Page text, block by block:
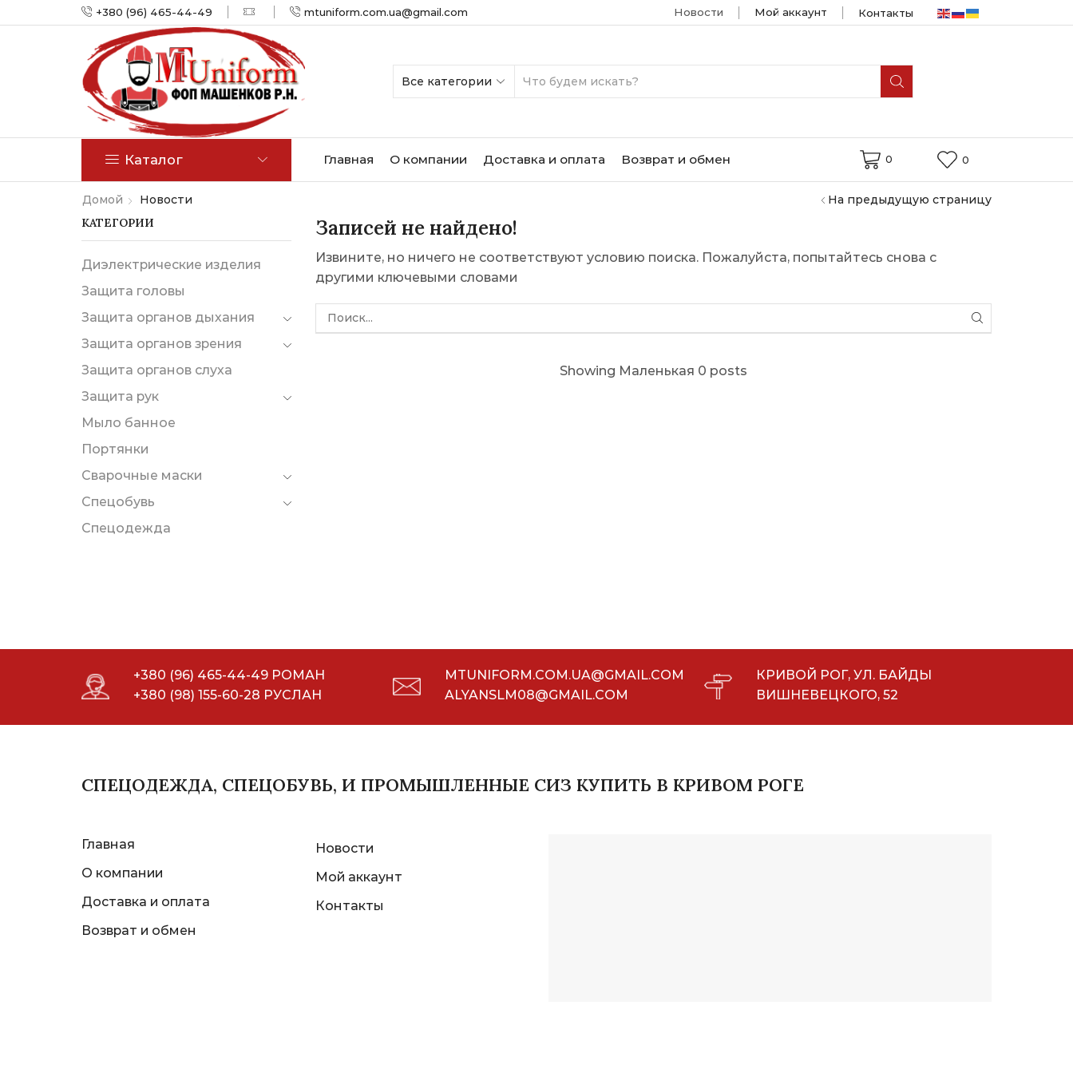
+380 (96) 465-44-49 mtuniform.com.ua@gmail.com Новости Мой аккаунт Контакты
Каталог Главная О компании Доставка и оплата Возврат и обмен 0 0
На предыдущую страницу
Домой Новости
Записей не найдено!
Извините, но ничего не соответствуют условию поиска. Пожалуйста, попытайтесь снова с
другими ключевыми словами
ИСКАТЬ
Showing Маленькая 0 posts
КАТЕГОРИИ
Диэлектрические изделия
Защита головы
Защита органов дыхания
Защита органов зрения
Защита органов слуха
Защита рук
Мыло банное
Портянки
Сварочные маски
Спецобувь
Спецодежда
+380 (96) 465-44-49 РОМАН
+380 (98) 155-60-28 РУСЛАН
MTUNIFORM.COM.UA@GMAIL.COM
ALYANSLM08@GMAIL.COM
КРИВОЙ РОГ, УЛ. БАЙДЫ
ВИШНЕВЕЦКОГО, 52
СПЕЦОДЕЖДА, СПЕЦОБУВЬ, И ПРОМЫШЛЕННЫЕ СИЗ КУПИТЬ В КРИВОМ РОГЕ
Главная
О компании
Доставка и оплата
Возврат и обмен
Новости
Мой аккаунт
Контакты